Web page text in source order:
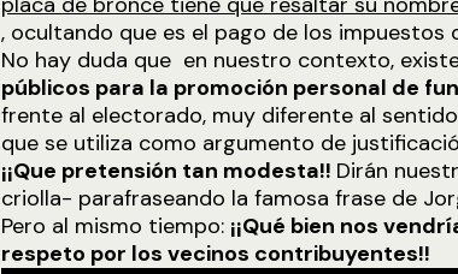
, ocultando que es el pago de los
No hay duda que en nuestro contexto,
públicos para la promoción personal de
frente al electorado, muy diferente al
que se utiliza como argumento de
¡¡Que pretensión tan modesta!! Dirán
criolla- parafraseando la famosa frase de
Pero al mismo tiempo: ¡¡Qué bien nos
respeto por los vecinos contribuyentes!!